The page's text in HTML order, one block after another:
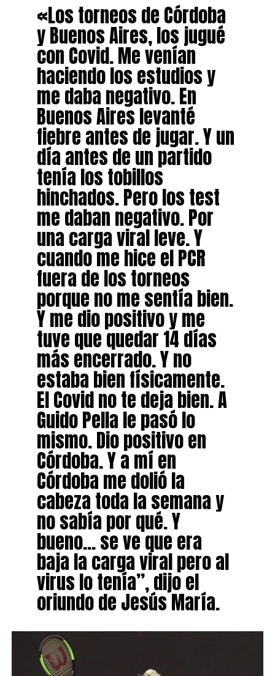
«Los torneos de Córdoba
y Buenos Aires, los jugué
con Covid. Me venían
haciendo los estudios y
me daba negativo. En
Buenos Aires levanté
fiebre antes de jugar. Y un
día antes de un partido
tenía los tobillos
hinchados. Pero los test
me daban negativo. Por
una carga viral leve. Y
cuando me hice el PCR
fuera de los torneos
porque no me sentía bien.
Y me dio positivo y me
tuve que quedar 14 días
más encerrado. Y no
estaba bien físicamente.
El Covid no te deja bien. A
Guido Pella le pasó lo
mismo. Dio positivo en
Córdoba. Y a mí en
Córdoba me dolió la
cabeza toda la semana y
no sabía por qué. Y
bueno… se ve que era
baja la carga viral pero al
virus lo tenía”, dijo el
oriundo de Jesús María.